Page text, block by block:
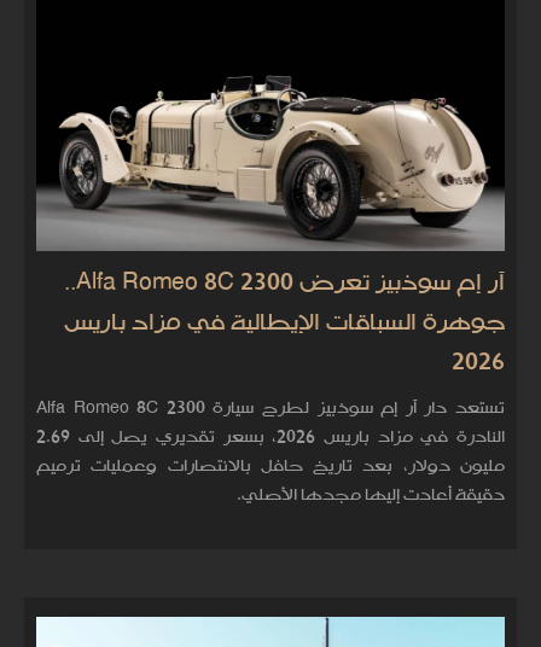
آر إم سوذبيز تعرض Alfa Romeo 8C 2300..
جوهرة السباقات الإيطالية في مزاد باريس
2026
تستعد دار آر إم سوذبيز لطرح سيارة Alfa Romeo 8C 2300
النادرة في مزاد باريس 2026، بسعر تقديري يصل إلى 2.69
مليون دولار، بعد تاريخ حافل بالانتصارات وعمليات ترميم
دقيقة أعادت إليها مجدها الأصلي.